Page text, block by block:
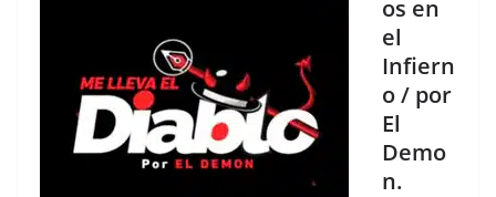
os en
el
Infiern
o / por
El
Demo
n.